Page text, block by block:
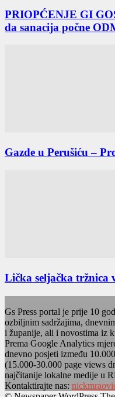
PRIOPĆENJE GI
da sanacija počne
Gazde u Perušiću –
Lička seljačka tržnica
Gs Press portal je prije 10
ozbiljnim sadržajima,
i županije, ali i novostima iz
Prema Google Analytics
dnevno posjeti između
(15.000-30.000 page views
najčitanije lokalne medije u
Kontaktirajte nas: